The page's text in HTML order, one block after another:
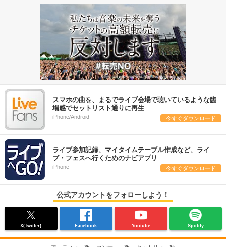
スマホの曲を、まるでライブ会場で聴いているような臨
場感でセットリスト通りに再生
iPhone/Android 今すぐダウンロード
ライブ参加記録、マイタイムテーブル作成など、ライ
ブ・フェスへ行くためのナビアプリ
iPhone 今すぐダウンロード
公式アカウントをフォローしよう！
X(Twitter) Facebook Youtube Spotify